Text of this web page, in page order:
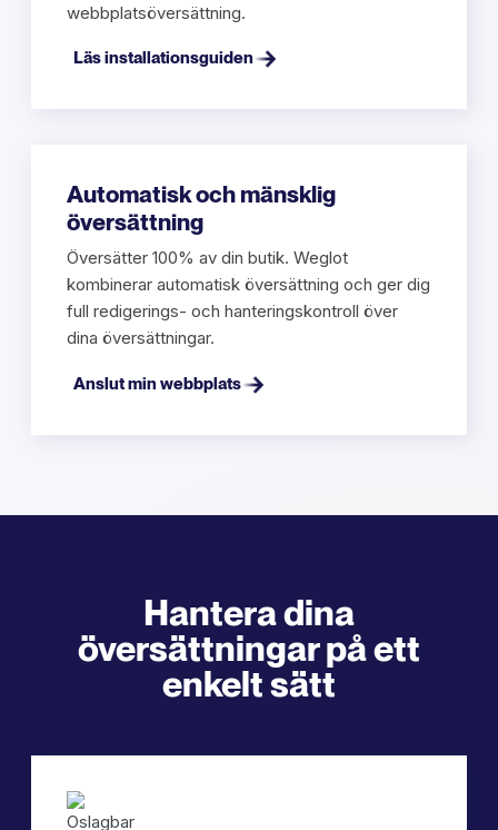
webbplatsöversättning.
Läs installationsguiden
Automatisk och mänsklig
översättning
Översätter 100% av din butik. Weglot
kombinerar automatisk översättning och ger dig
full redigerings- och hanteringskontroll över
dina översättningar.
Anslut min webbplats
Hantera dina
översättningar på ett
enkelt sätt